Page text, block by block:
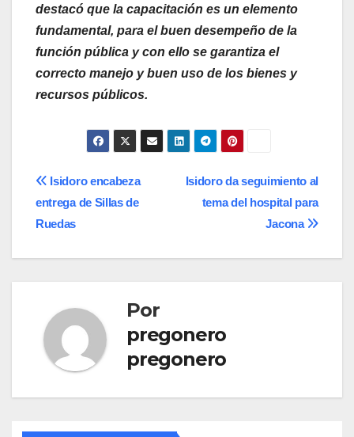
destacó que la capacitación es un elemento
fundamental, para el buen desempeño de la
función pública y con ello se garantiza el
correcto manejo y buen uso de los bienes y
recursos públicos.
Navegación
de
entradas
Isidoro da seguimiento al
tema del hospital para
Jacona
Isidoro encabeza
entrega de Sillas de
Ruedas
Por
pregonero
pregonero